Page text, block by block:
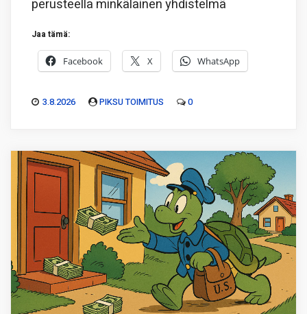
perusteella minkälainen yhdistelmä
Jaa tämä:
Facebook X WhatsApp
3.8.2026 PIKSU TOIMITUS 0